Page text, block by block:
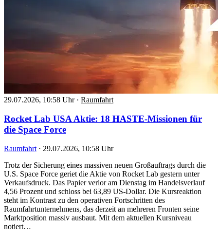
29.07.2026, 10:58 Uhr · Raumfahrt
Rocket Lab USA Aktie: 18 HASTE-Missionen für
die Space Force
Raumfahrt · 29.07.2026, 10:58 Uhr
Trotz der Sicherung eines massiven neuen Großauftrags durch die
U.S. Space Force geriet die Aktie von Rocket Lab gestern unter
Verkaufsdruck. Das Papier verlor am Dienstag im Handelsverlauf
4,56 Prozent und schloss bei 63,89 US-Dollar. Die Kursreaktion
steht im Kontrast zu den operativen Fortschritten des
Raumfahrtunternehmens, das derzeit an mehreren Fronten seine
Marktposition massiv ausbaut. Mit dem aktuellen Kursniveau
notiert…